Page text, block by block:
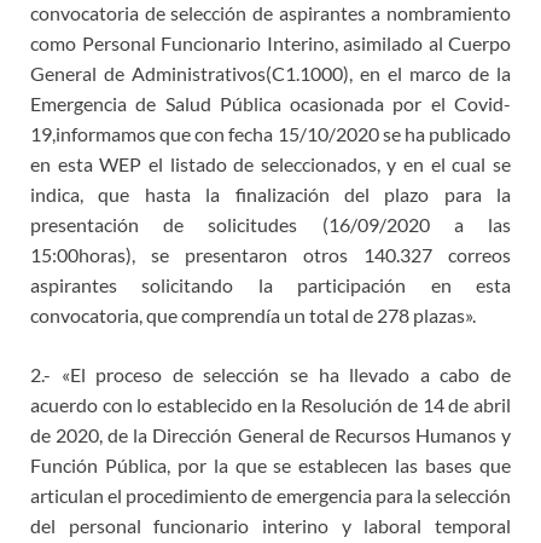
convocatoria de selección de aspirantes a nombramiento
como Personal Funcionario Interino, asimilado al Cuerpo
General de Administrativos(C1.1000), en el marco de la
Emergencia de Salud Pública ocasionada por el Covid-
19,informamos que con fecha 15/10/2020 se ha publicado
en esta WEP el listado de seleccionados, y en el cual se
indica, que hasta la finalización del plazo para la
presentación de solicitudes (16/09/2020 a las
15:00horas), se presentaron otros 140.327 correos
aspirantes solicitando la participación en esta
convocatoria, que comprendía un total de 278 plazas».
2.- «El proceso de selección se ha llevado a cabo de
acuerdo con lo establecido en la Resolución de 14 de abril
de 2020, de la Dirección General de Recursos Humanos y
Función Pública, por la que se establecen las bases que
articulan el procedimiento de emergencia para la selección
del personal funcionario interino y laboral temporal